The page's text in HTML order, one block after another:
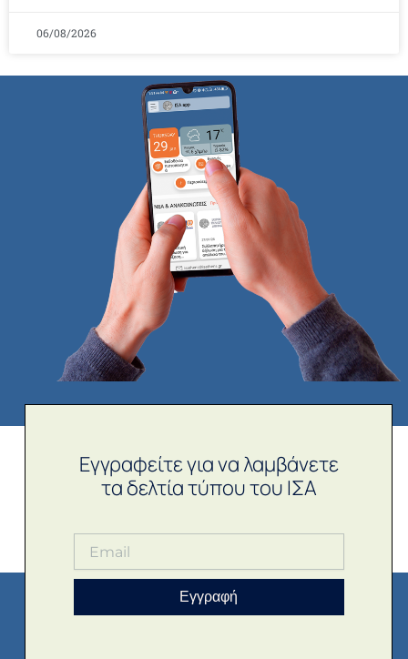
06/08/2026
Εγγραφείτε για να λαμβάνετε
τα δελτία τύπου του ΙΣΑ
Εγγραφή